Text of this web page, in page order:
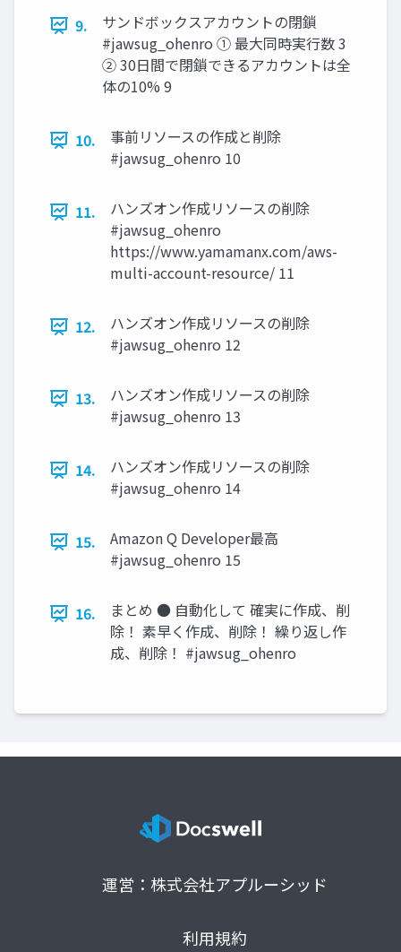
9.
サンドボックスアカウントの閉鎖
#jawsug_ohenro ① 最大同時実行数 3
② 30日間で閉鎖できるアカウントは全
体の10% 9
10.
事前リソースの作成と削除
#jawsug_ohenro 10
11.
ハンズオン作成リソースの削除
#jawsug_ohenro
https://www.yamamanx.com/aws-
multi-account-resource/ 11
12.
ハンズオン作成リソースの削除
#jawsug_ohenro 12
13.
ハンズオン作成リソースの削除
#jawsug_ohenro 13
14.
ハンズオン作成リソースの削除
#jawsug_ohenro 14
15.
Amazon Q Developer最高
#jawsug_ohenro 15
16.
まとめ ● 自動化して 確実に作成、削
除！ 素早く作成、削除！ 繰り返し作
成、削除！ #jawsug_ohenro
運営：株式会社アプルーシッド
利用規約